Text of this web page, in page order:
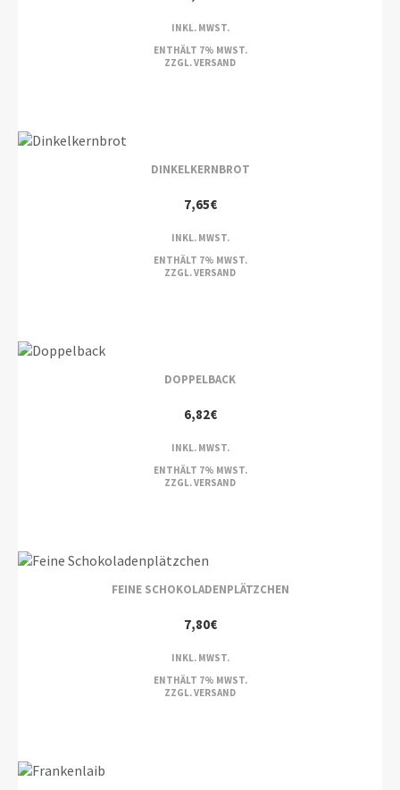
INKL. MWST.
ENTHÄLT 7% MWST.
ZZGL.VERSAND
DINKELKERNBROT
7,65€
INKL. MWST.
ENTHÄLT 7% MWST.
ZZGL.VERSAND
DOPPELBACK
6,82€
INKL. MWST.
ENTHÄLT 7% MWST.
ZZGL.VERSAND
FEINE SCHOKOLADENPLÄTZCHEN
7,80€
INKL. MWST.
ENTHÄLT 7% MWST.
ZZGL.VERSAND